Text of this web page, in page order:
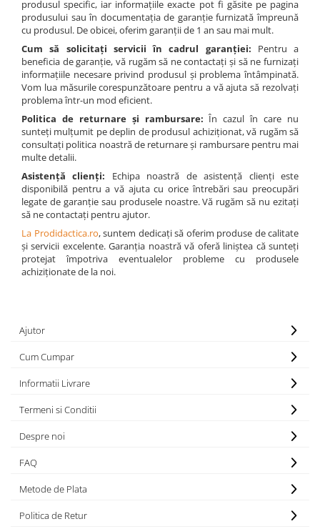
Videoproiectoare
Accesorii
Suporti
Videoconferinta si Colaborare
Camere Videoconferinta
Boxe si Soundbar
Tehnologie Educationala
Ochelari VR-3D
Software Educational
Oferta Mobilier Clasa
Imprimante si Multifunctionale
Imprimante
Multifunctionale
Imprimante si Scanere 3D
Imprimante 3D
Videoconferinta si Colaborare
Camere Videoconferinta
Boxe si Soundbar
Tehnologie Educationala
Ochelari VR
Kit Robotic Educational
Software Educational
Pupitre Seminarii
Scaune si Fotolii
Catedre,Mese,Birouri
Mobilier Laboratoare
Matematica si stiinte ale naturii
Arte si Tehnologii
Educatie civica
Harti geografice
Harti pentru copii
Puzzle geografic
Materiale Didactice Gimnaziu si
Liceu
Matematica
Informatica
Istorie
Geografie
Biologie
Chimie
Fizica
Etichete autocolante
Instrumente de scris
Stilouri,Pixuri,Rollere
Linere si Markere
Accesorii pentru birou
Capsatoare,Decapsatoare,Perforatoare
Agrafe,Ace,Clipsuri,Pioneze
Seturi Birou Lux
Organizare si arhivare
Bibliorafturi,Dosare,Cutii Arhivare
Mape si Folii Plastic
Plannere
Tavite si Suporturi Documente
Mijloace de Prezentare
Accesorii
Table magnetice din sticla
produsul specific, iar informațiile exacte pot fi găsite pe pagina
produsului sau în documentația de garanție furnizată împreună
cu produsul. De obicei, oferim garanții de 1 an sau mai mult.
Cum să solicitați servicii în cadrul garanției: Pentru a
beneficia de garanție, vă rugăm să ne contactați și să ne furnizați
informațiile necesare privind produsul și problema întâmpinată.
Vom lua măsurile corespunzătoare pentru a vă ajuta să rezolvați
problema într-un mod eficient.
Politica de returnare și rambursare: În cazul în care nu
sunteți mulțumit pe deplin de produsul achiziționat, vă rugăm să
consultați politica noastră de returnare și rambursare pentru mai
multe detalii.
Asistență clienți: Echipa noastră de asistență clienți este
disponibilă pentru a vă ajuta cu orice întrebări sau preocupări
legate de garanție sau produsele noastre. Vă rugăm să nu ezitați
să ne contactați pentru ajutor.
La Prodidactica.ro, suntem dedicați să oferim produse de calitate
și servicii excelente. Garanția noastră vă oferă liniștea că sunteți
protejat împotriva eventualelor probleme cu produsele
achiziționate de la noi.
Ajutor
Cum Cumpar
Informatii Livrare
Termeni si Conditii
Despre noi
FAQ
Metode de Plata
Politica de Retur